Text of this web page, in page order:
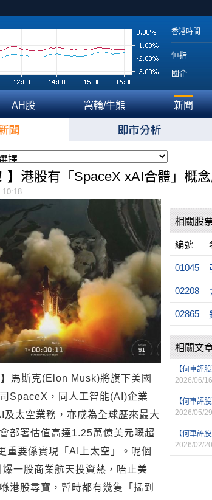
香港時間
恒指
國企
AH股 窩輪/牛熊 新聞
】港股有「SpaceX xAI合體」概念
10:18
】馬斯克(Elon Musk)將旗下美國
SpaceX，同人工智能(AI)企業
及太空業務，亦成為全球歷來最大
部署估值高達1.25萬億美元嘅超
重要係實現「AI上太空」。呢個
一股商業航天投資熱，唔止美
港股尋寶，暫時都有幾隻「掹到
相關股
編號
01045
02208
02865
相關文
【何車評
2026/06/
【何車評
2026/05/
【何車評
2026/02/